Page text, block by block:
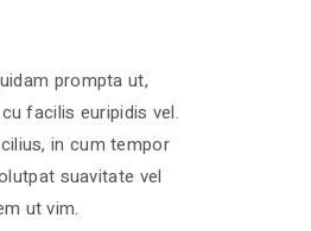
prompta ut,
facilis euripidis vel.
in cum tempor
suavitate vel
ut vim.